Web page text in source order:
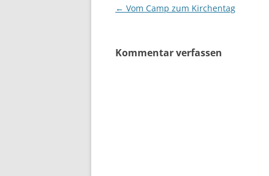
Beitragsnavigation
← Vom Camp zum Kirchentag
Kommentar verfassen